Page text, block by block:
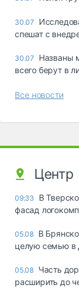
30.07
спешат с
30.07
Названы
всего берут в
Все новости
Центр
09:33
В
фасад
05.08 В
целую семью в
05.08 Часть
расширить до